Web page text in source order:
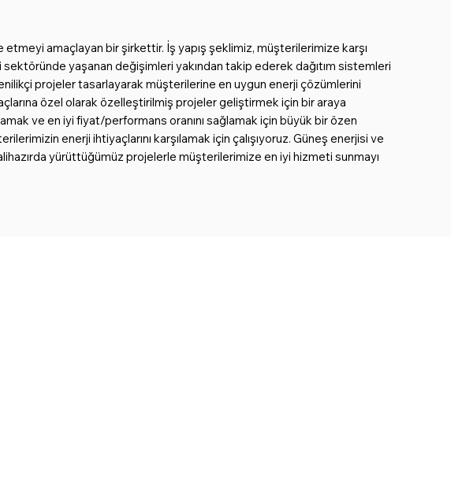
amaçlayan bir şirkettir. İş yapış şeklimiz, müşterilerimize karşı
yaşanan değişimleri yakından takip ederek dağıtım sistemleri
projeler tasarlayarak müşterilerine en uygun enerji çözümlerini
özel olarak özelleştirilmiş projeler geliştirmek için bir araya
ve en iyi fiyat/performans oranını sağlamak için büyük bir özen
enerji ihtiyaçlarını karşılamak için çalışıyoruz. Güneş enerjisi ve
yürüttüğümüz projelerle müşterilerimize en iyi hizmeti sunmayı